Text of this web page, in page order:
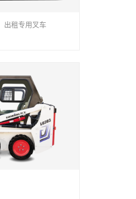
出租专用叉车